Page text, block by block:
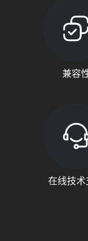
兼容
在线技术